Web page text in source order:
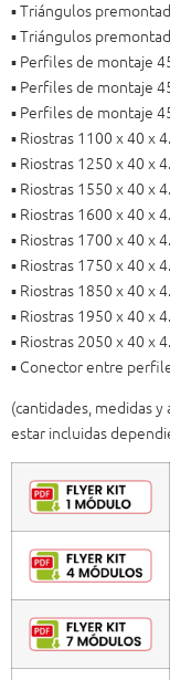
▪️ Triángulos
▪️ Triángulos
▪️ Perfiles de montaje
▪️ Perfiles de montaje
▪️ Perfiles de montaje
▪️ Riostras 1100 x 40 x
▪️ Riostras 1250 x 40 x
▪️ Riostras 1550 x 40 x
▪️ Riostras 1600 x 40 x
▪️ Riostras 1700 x 40 x
▪️ Riostras 1750 x 40 x
▪️ Riostras 1850 x 40 x
▪️ Riostras 1950 x 40 x
▪️ Riostras 2050 x 40 x
▪️ Conector entre
(cantidades, medidas
estar incluidas